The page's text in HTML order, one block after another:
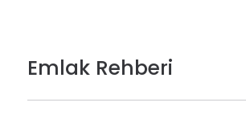
Emlak Rehberi